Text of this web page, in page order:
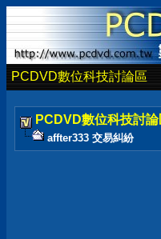
PCDVD數位科技討論區
PCDVD數位科技討論
affter333 交易糾紛